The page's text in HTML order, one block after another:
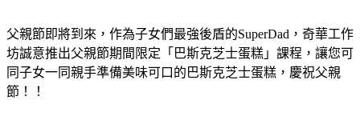
父親節即將到來，作為子女們最強後盾的SuperDad，奇華工作
坊誠意推出父親節期間限定「巴斯克芝士蛋糕」課程，讓您可
同子女一同親手準備美味可口的巴斯克芝士蛋糕，慶祝父親
節！！